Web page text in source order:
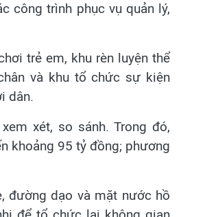
công trình phục vụ quản lý,
trẻ em, khu rèn luyện thể
và khu tổ chức sự kiện
dân.
xét, so sánh. Trong đó,
khoảng 95 tỷ đồng; phương
đường dạo và mặt nước hồ